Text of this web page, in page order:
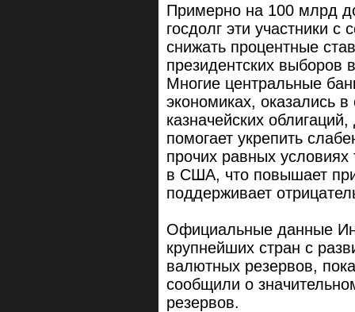
Примерно на 100 млрд
госдолг эти участники
снижать процентные
президентских
Многие центральные
экономиках, оказались
казначейских
помогает укрепить
прочих равных условиях
в США, что повышает
поддерживает
Официальные данные
крупнейших стран с
валютных резервов,
сообщили о
резервов.